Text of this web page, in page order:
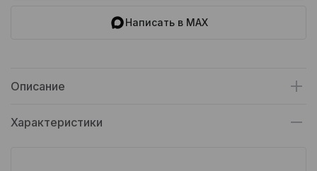
Написать в MAX
Описание
Характеристики